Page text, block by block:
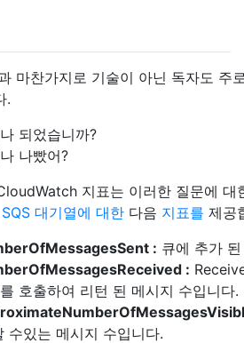
마찬가지로 기술이 아닌 독자도 주
.
되었습니까?
나빴어?
지표는 이러한 질문에 대
SQS 대기열에 대한 다음 지표를 제공
: 큐에 추가
:
호출하여 리턴 된 메시지 수입니다.
수있는 메시지 수입니다.